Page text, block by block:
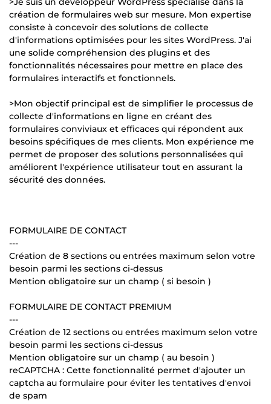
création de formulaires web sur mesure. Mon expertise
consiste à concevoir des solutions de collecte
d'informations optimisées pour les sites WordPress. J'ai
une solide compréhension des plugins et des
fonctionnalités nécessaires pour mettre en place des
formulaires interactifs et fonctionnels.
>Mon objectif principal est de simplifier le processus de
collecte d'informations en ligne en créant des
formulaires conviviaux et efficaces qui répondent aux
besoins spécifiques de mes clients. Mon expérience me
permet de proposer des solutions personnalisées qui
améliorent l'expérience utilisateur tout en assurant la
sécurité des données.
FORMULAIRE DE CONTACT
---
Création de 8 sections ou entrées maximum selon votre
besoin parmi les sections ci-dessus
Mention obligatoire sur un champ ( si besoin )
FORMULAIRE DE CONTACT PREMIUM
---
Création de 12 sections ou entrées maximum selon votre
besoin parmi les sections ci-dessus
Mention obligatoire sur un champ ( au besoin )
reCAPTCHA : Cette fonctionnalité permet d'ajouter un
captcha au formulaire pour éviter les tentatives d'envoi
de spam